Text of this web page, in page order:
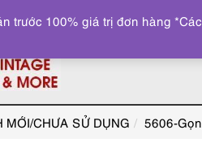
MỚI/CHƯA SỬ DỤNG 5606-
trước 100% giá trị đơn hàng